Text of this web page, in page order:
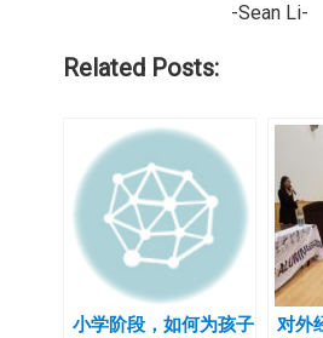
-Sean Li-
Related Posts:
小学阶段，如何为孩子
对外